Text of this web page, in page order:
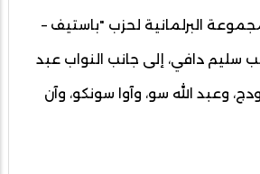
البرلمانية لحزب "باستيف –
سليم دافي، إلى جانب النواب عبد
وعبد الله سو، وآوا سونكو، وآن